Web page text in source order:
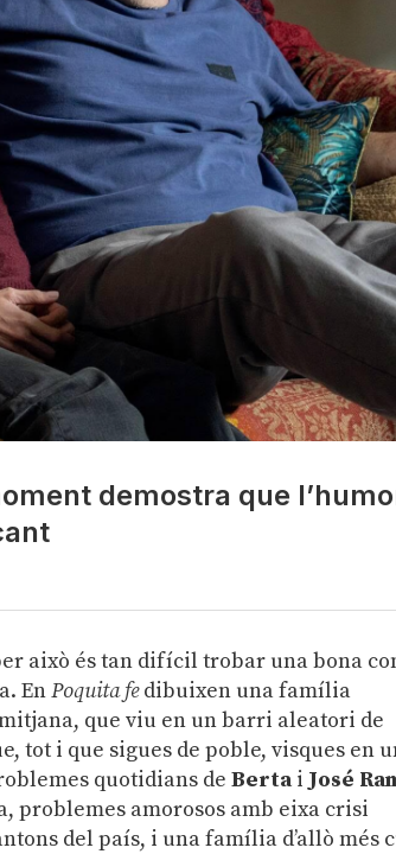
demostra que
això és tan difícil trobar una bona
EnPoquita fedibuixen una família
que viu en un barri aleatori de
tot i que sigues de poble, visques en
quotidians de Berta i José
problemes amorosos amb eixa crisi
del país, i una família d’allò més